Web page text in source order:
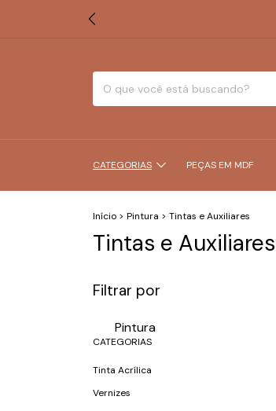
CATEGORIAS PEÇAS EM MDF
Início > Pintura > Tintas e Auxiliares
Tintas e Auxiliares
Filtrar por
Pintura
CATEGORIAS
Tinta Acrílica
Vernizes